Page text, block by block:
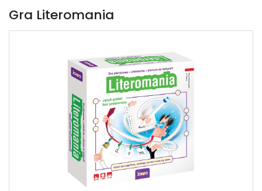
Gra Literomania